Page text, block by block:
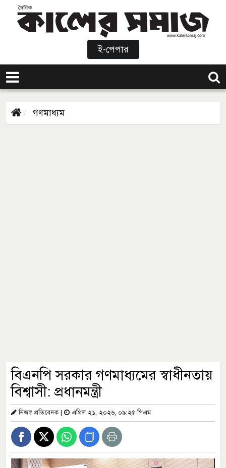
ই-পেপার
গণমাধ্যম
বিএনপি সরকার গণমাধ্যমের স্বাধীনতায়
বিশ্বাসী: প্রধানমন্ত্রী
নিজস্ব প্রতিবেদক| এপ্রিল ২১, ২০২৬, ০৯:২৫ পিএম